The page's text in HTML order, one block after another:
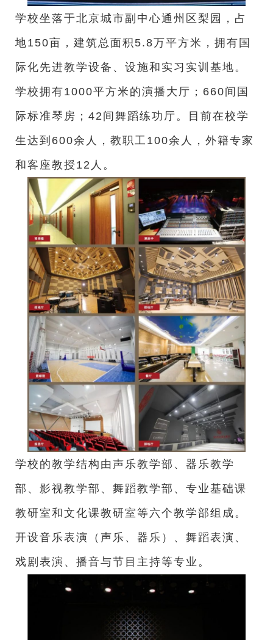
学校坐落于北京城市副中心通州区梨园，占
地150亩，建筑总面积5.8万平方米，拥有国
际化先进教学设备、设施和实习实训基地。
学校拥有1000平方米的演播大厅；660间国
际标准琴房；42间舞蹈练功厅。目前在校学
生达到600余人，教职工100余人，外籍专家
和客座教授12人。
学校的教学结构由声乐教学部、器乐教学
部、影视教学部、舞蹈教学部、专业基础课
教研室和文化课教研室等六个教学部组成。
开设音乐表演（声乐、器乐）、舞蹈表演、
戏剧表演、播音与节目主持等专业。